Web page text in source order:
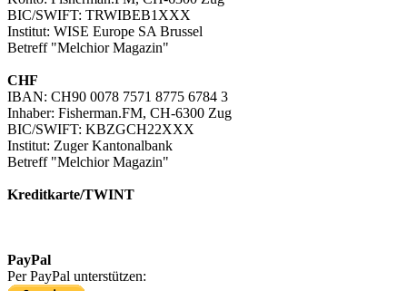
BIC/SWIFT: TRWIBEB1XXX
Institut: WISE Europe SA Brussel
Betreff "Melchior Magazin"
CHF
IBAN: CH90 0078 7571 8775 6784 3
Inhaber: Fisherman.FM, CH-6300 Zug
BIC/SWIFT: KBZGCH22XXX
Institut: Zuger Kantonalbank
Betreff "Melchior Magazin"
Kreditkarte/TWINT
PayPal
Per PayPal unterstützen: